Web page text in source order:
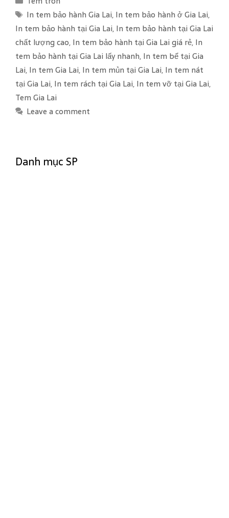
a
t
e
o
r
i
e
s
T
a
g
s
In tem bảo hành Gia Lai, In tem bảo hành ở Gia Lai,
In tem bảo hành tại Gia Lai, In tem bảo hành tại Gia Lai
chất lượng cao, In tem bảo hành tại Gia Lai giá rẻ, In
tem bảo hành tại Gia Lai lấy nhanh, In tem bể tại Gia
Lai, In tem Gia Lai, In tem mủn tại Gia Lai, In tem nát
tại Gia Lai, In tem rách tại Gia Lai, In tem vỡ tại Gia Lai,
Tem Gia Lai
Leave a comment
Danh mục SP